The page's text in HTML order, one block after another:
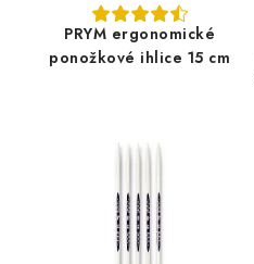
PRYM ergonomické
ponožkové ihlice 15 cm